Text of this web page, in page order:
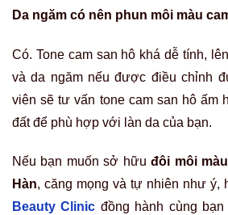
Da ngăm có nên phun môi màu
Có. Tone cam san hô khá dễ tính,
và da ngăm nếu được điều chỉnh
viên sẽ tư vấn tone cam san hô ấm
đất để phù hợp với làn da của bạn.
Nếu bạn muốn sở hữuđôi môi
Hàn, căng mọng và tự nhiên như ý,
Beauty Clinic đồng hành cùng